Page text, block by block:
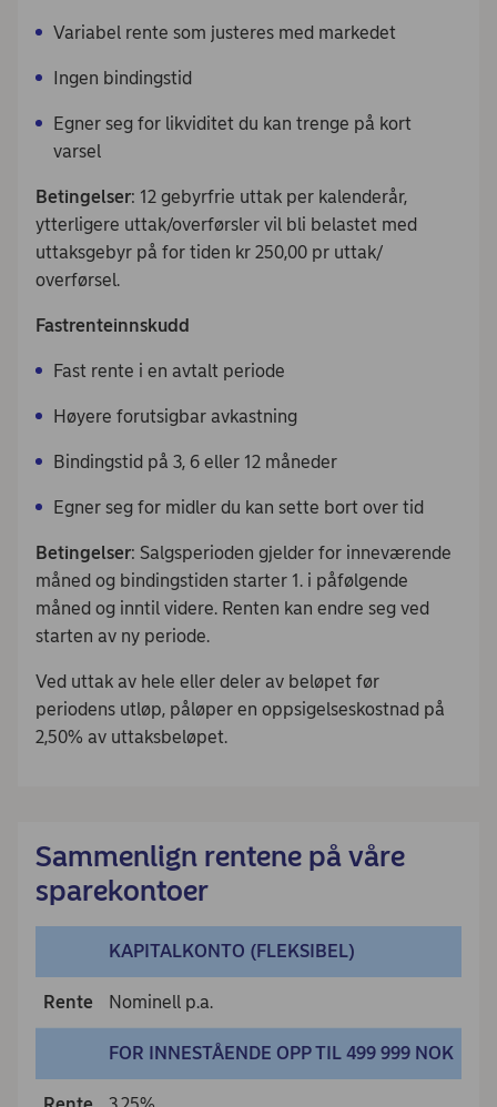
Variabel rente som justeres med markedet
Ingen bindingstid
Egner seg for likviditet du kan trenge på kort
varsel
Betingelser: 12 gebyrfrie uttak per kalenderår,
ytterligere uttak/overførsler vil bli belastet med
uttaksgebyr på for tiden kr 250,00 pr uttak/
overførsel.
Fastrenteinnskudd
Fast rente i en avtalt periode
Høyere forutsigbar avkastning
Bindingstid på 3, 6 eller 12 måneder
Egner seg for midler du kan sette bort over tid
Betingelser: Salgsperioden gjelder for inneværende
måned og bindingstiden starter 1. i påfølgende
måned og inntil videre. Renten kan endre seg ved
starten av ny periode.
Ved uttak av hele eller deler av beløpet før
periodens utløp, påløper en oppsigelseskostnad på
2,50% av uttaksbeløpet.
Sammenlign rentene på våre
sparekontoer
KAPITALKONTO (FLEKSIBEL)
Rente Nominell p.a.
FOR INNESTÅENDE OPP TIL 499 999 NOK